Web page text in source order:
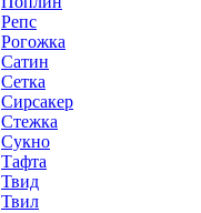
Репс
Рогожка
Сатин
Сетка
Сирсакер
Стежка
Сукно
Тафта
Твид
Твил